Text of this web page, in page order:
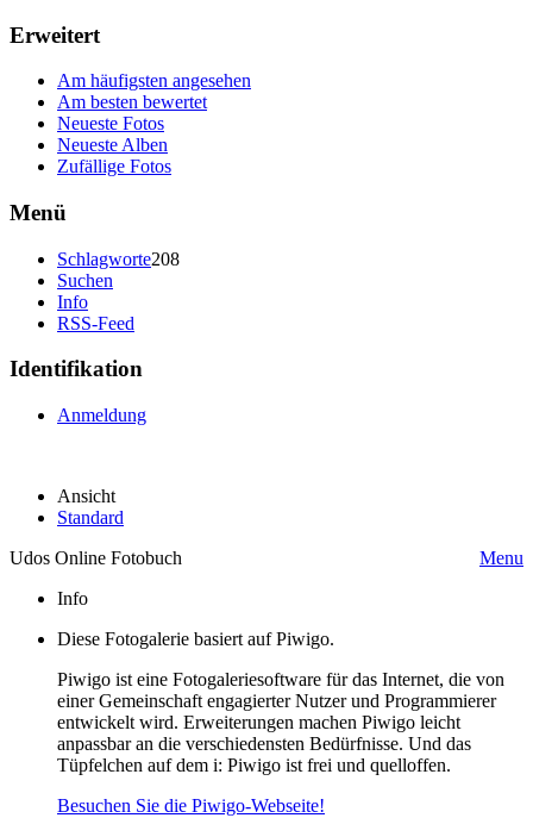
Erweitert
Am häufigsten angesehen
Am besten bewertet
Neueste Fotos
Neueste Alben
Zufällige Fotos
Menü
Schlagworte208
Suchen
Info
RSS-Feed
Identifikation
Anmeldung
Ansicht
Standard
Udos Online Fotobuch
Menu
Info
Diese Fotogalerie basiert auf Piwigo.
Piwigo ist eine Fotogaleriesoftware für das Internet, die von
einer Gemeinschaft engagierter Nutzer und Programmierer
entwickelt wird. Erweiterungen machen Piwigo leicht
anpassbar an die verschiedensten Bedürfnisse. Und das
Tüpfelchen auf dem i: Piwigo ist frei und quelloffen.
Besuchen Sie die Piwigo-Webseite!